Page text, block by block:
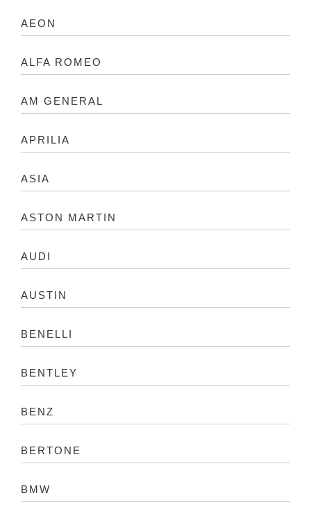
AEON
ALFA ROMEO
AM GENERAL
APRILIA
ASIA
ASTON MARTIN
AUDI
AUSTIN
BENELLI
BENTLEY
BENZ
BERTONE
BMW